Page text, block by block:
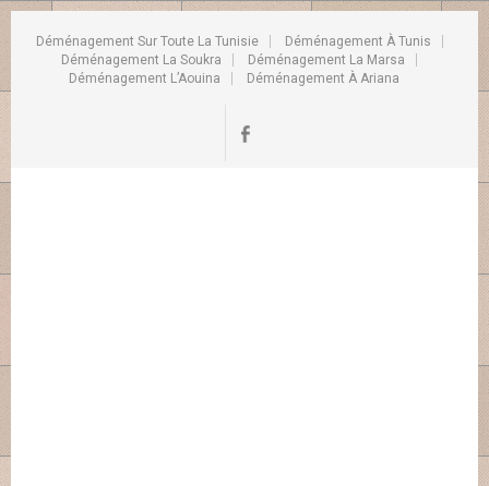
Déménagement Sur Toute La Tunisie
Déménagement À Tunis
Déménagement La Soukra
Déménagement La Marsa
Déménagement L’Aouina
Déménagement À Ariana